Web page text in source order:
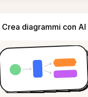
Crea diagrammi con AI